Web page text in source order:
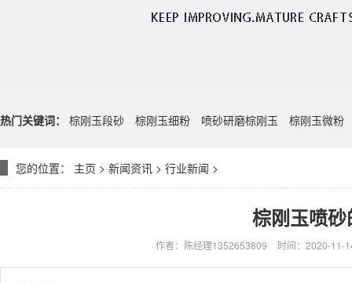
热门关键词： 棕刚玉段砂 棕刚玉细粉 喷砂研磨棕刚玉 棕刚玉微粉
您的位置： 主页 > 新闻资讯 > 行业新闻 >
棕刚玉喷
作者：陈经理1352653809 时间：2020-11-